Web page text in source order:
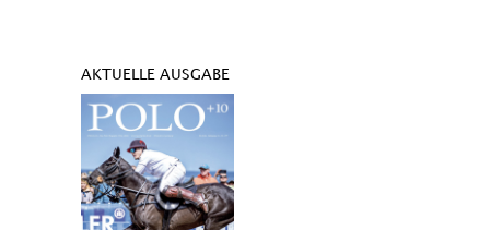
AKTUELLE AUSGABE